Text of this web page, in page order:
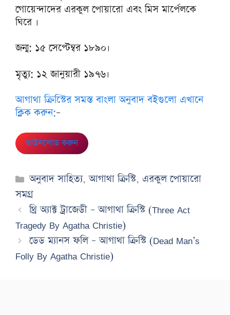
গোয়েন্দাদের এরকুল পোয়ারো এবং মিস মার্পেলকে
ঘিরে ।
জন্ম: ১৫ সেপ্টেম্বর ১৮৯০।
মৃত্যু: ১২ জানুয়ারী ১৯৭৬।
আগাথা ক্রিস্টিের সমস্ত বাংলা অনুবাদ বইগুলো এখানে
ক্লিক করুন:–
ডাউনলোড করুন
Categories
অনুবাদ সাহিত্য,আগাথা ক্রিস্টি, এরকুল পোয়ারো
সমগ্র
থ্রি অ্যাক্ট ট্রাজেডী – আগাথা ক্রিস্টি (Three Act
Tragedy By Agatha Christie)
ডেড ম্যানস ফলি – আগাথা ক্রিস্টি (Dead Man’s
Folly By Agatha Christie)